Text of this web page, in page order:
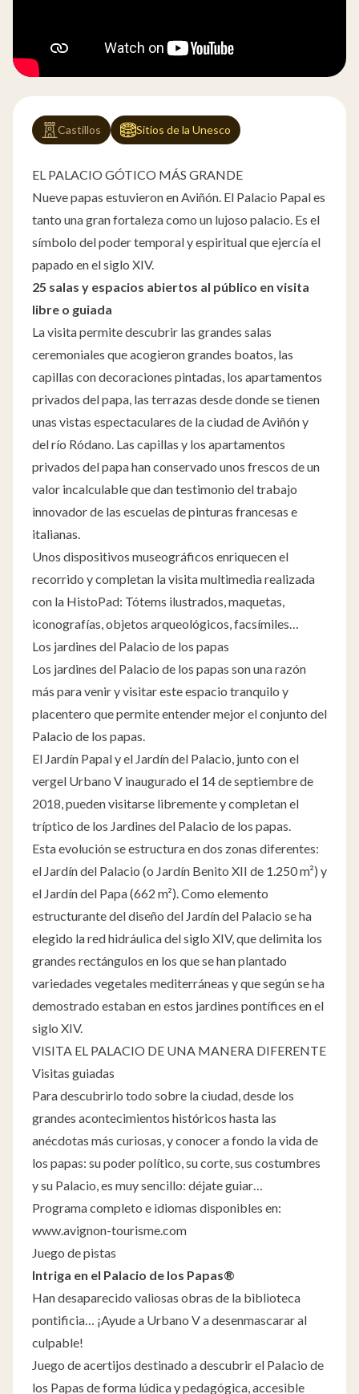
Castillos Sitios de la Unesco
EL PALACIO GÓTICO MÁS GRANDE
Nueve papas estuvieron en Aviñón. El Palacio Papal es
tanto una gran fortaleza como un lujoso palacio. Es el
símbolo del poder temporal y espiritual que ejercía el
papado en el siglo XIV.
25 salas y espacios abiertos al público en visita
libre o guiada
La visita permite descubrir las grandes salas
ceremoniales que acogieron grandes boatos, las
capillas con decoraciones pintadas, los apartamentos
privados del papa, las terrazas desde donde se tienen
unas vistas espectaculares de la ciudad de Aviñón y
del río Ródano. Las capillas y los apartamentos
privados del papa han conservado unos frescos de un
valor incalculable que dan testimonio del trabajo
innovador de las escuelas de pinturas francesas e
italianas.
Unos dispositivos museográficos enriquecen el
recorrido y completan la visita multimedia realizada
con la HistoPad: Tótems ilustrados, maquetas,
iconografías, objetos arqueológicos, facsímiles…
Los jardines del Palacio de los papas
Los jardines del Palacio de los papas son una razón
más para venir y visitar este espacio tranquilo y
placentero que permite entender mejor el conjunto del
Palacio de los papas.
El Jardín Papal y el Jardín del Palacio, junto con el
vergel Urbano V inaugurado el 14 de septiembre de
2018, pueden visitarse libremente y completan el
tríptico de los Jardines del Palacio de los papas.
Esta evolución se estructura en dos zonas diferentes:
el Jardín del Palacio (o Jardín Benito XII de 1.250 m²) y
el Jardín del Papa (662 m²). Como elemento
estructurante del diseño del Jardín del Palacio se ha
elegido la red hidráulica del siglo XIV, que delimita los
grandes rectángulos en los que se han plantado
variedades vegetales mediterráneas y que según se ha
demostrado estaban en estos jardines pontífices en el
siglo XIV.
VISITA EL PALACIO DE UNA MANERA DIFERENTE
Visitas guiadas
Para descubrirlo todo sobre la ciudad, desde los
grandes acontecimientos históricos hasta las
anécdotas más curiosas, y conocer a fondo la vida de
los papas: su poder político, su corte, sus costumbres
y su Palacio, es muy sencillo: déjate guiar…
Programa completo e idiomas disponibles en:
www.avignon-tourisme.com
Juego de pistas
Intriga en el Palacio de los Papas®
Han desaparecido valiosas obras de la biblioteca
pontificia… ¡Ayude a Urbano V a desenmascarar al
culpable!
Juego de acertijos destinado a descubrir el Palacio de
los Papas de forma lúdica y pedagógica, accesible